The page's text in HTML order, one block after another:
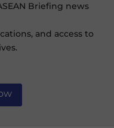
Briefing news
and access to